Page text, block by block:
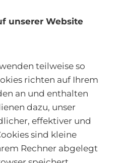
unserer Website
teilweise so
richten auf Ihrem
an und enthalten
dazu, unser
effektiver und
sind kleine
Rechner abgelegt